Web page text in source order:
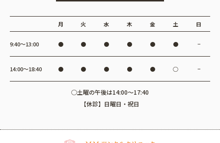
月 火 水 木 金 土 日
9:40〜13:00 ● ● ● ● ● ● −
14:00〜18:40 ● ● ● ● ● ○ −
○土曜の午後は14:00～17:40
【休診】日曜日・祝日